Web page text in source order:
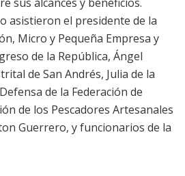
sus alcances y beneficios.
asistieron el presidente de la
Micro y Pequeña Empresa y
de la República, Ángel
de San Andrés, Julia de la
de la Federación de
de los Pescadores Artesanales
Guerrero, y funcionarios de la